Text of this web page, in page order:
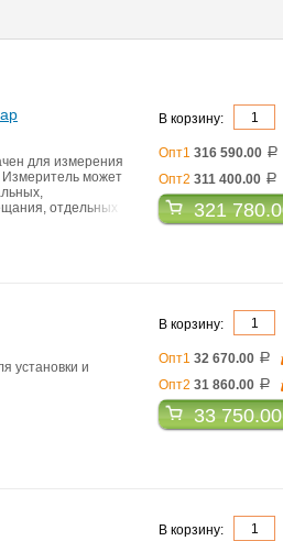
для измерения
Измеритель может
отдельных
В корзину:
Опт1 316 590.00 a
Опт2 311 400.00 a
321
установки и
В корзину:
Опт1 32 670.00 a
Опт2 31 860.00 a
33
В корзину: